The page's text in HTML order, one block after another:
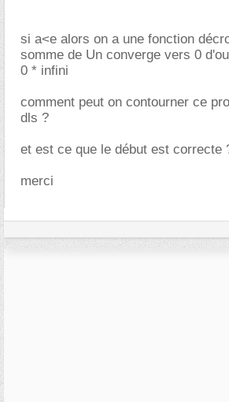
si a<e alors on a une fonction
somme de Un converge vers 0
0 * infini
comment peut on contourner ce
dls ?
et est ce que le début est correcte
merci